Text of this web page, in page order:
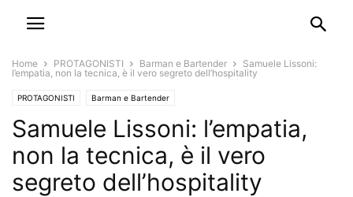
Home PROTAGONISTI Barman e Bartender
Samuele Lissoni:
l’empatia, non la tecnica, è il vero segreto dell’hospitality
PROTAGONISTI Barman e Bartender
Samuele Lissoni: l’empatia,
non la tecnica, è il vero
segreto dell’hospitality